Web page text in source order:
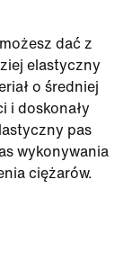
dać z
elastyczny
o średniej
i doskonały
pas
wykonywania
ciężarów.